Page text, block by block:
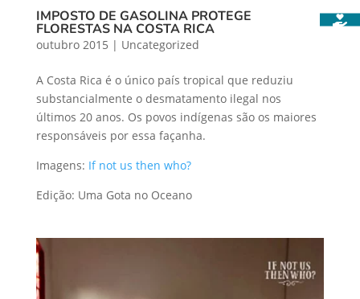
IMPOSTO DE GASOLINA PROTEGE
FLORESTAS NA COSTA RICA
outubro 2015 | Uncategorized
A Costa Rica é o único país tropical que reduziu
substancialmente o desmatamento ilegal nos
últimos 20 anos. Os povos indígenas são os maiores
responsáveis por essa façanha.
Imagens: If not us then who?
Edição: Uma Gota no Oceano